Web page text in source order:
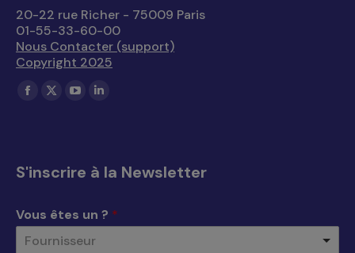
20-22 rue Richer - 75009 Paris
01-55-33-60-00
Nous Contacter (support)
Copyright 2025
Trouvez nous sur :
La
dans
nouvelle
fenêtre
La
dans
nouvelle
fenêtre
La
dans
nouvelle
fenêtre
La
dans
nouvelle
S'inscrire à la Newsletter
Vous êtes un ? *
Fournisseur